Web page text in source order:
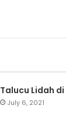
Talucu Lidah
July 6, 2021